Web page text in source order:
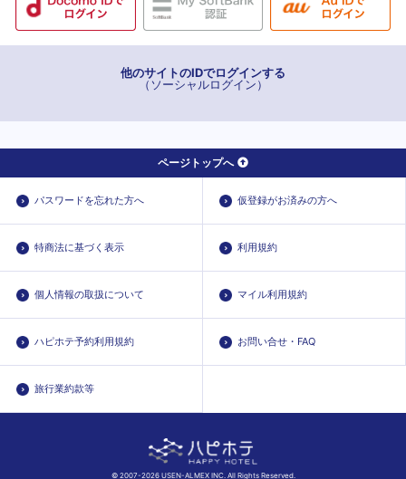
北広島市
他のサイトのIDでログインする
（ソーシャルログイン）
ページトップへ
パスワードを忘れた方へ 仮登録がお済みの方へ
特商法に基づく表示 利用規約
個人情報の取扱について マイル利用規約
ハピホテ予約利用規約 お問い合せ・FAQ
旅行業約款等
© 2007-2026 USEN-ALMEX INC. All Rights Reserved.